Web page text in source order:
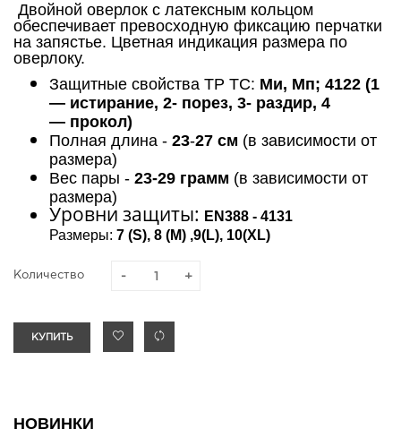
Двойной оверлок с латексным кольцом
обеспечивает превосходную фиксацию перчатки
на запястье. Цветная индикация размера по
оверлоку.
Защитные свойства ТР ТС: Ми, Мп; 4122 (1
— истирание, 2- порез, 3- раздир, 4
— прокол)
Полная длина - 23-27 см (в зависимости от
размера)
Вес пары - 23-29 грамм (в зависимости от
размера)
Уровни защиты: EN388 - 4131
Размеры: 7 (S), 8 (M) ,9(L), 10(XL)
Количество
КУПИТЬ
НОВИНКИ